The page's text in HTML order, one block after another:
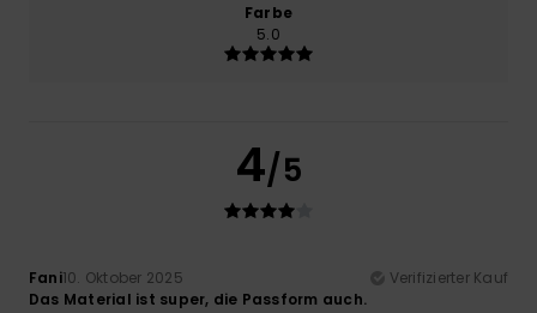
Farbe
5.0
4/5
Fani10. Oktober 2025
Verifizierter Kauf
Das Material ist super, die Passform auch.